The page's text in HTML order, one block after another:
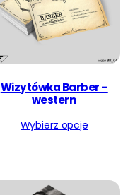
Wizytówka Barber –
western
Wybierz opcje